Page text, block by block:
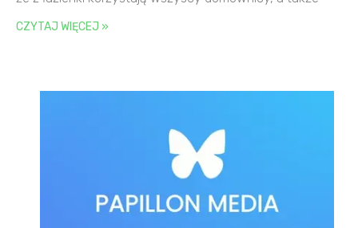
CZYTAJ WIĘCEJ »